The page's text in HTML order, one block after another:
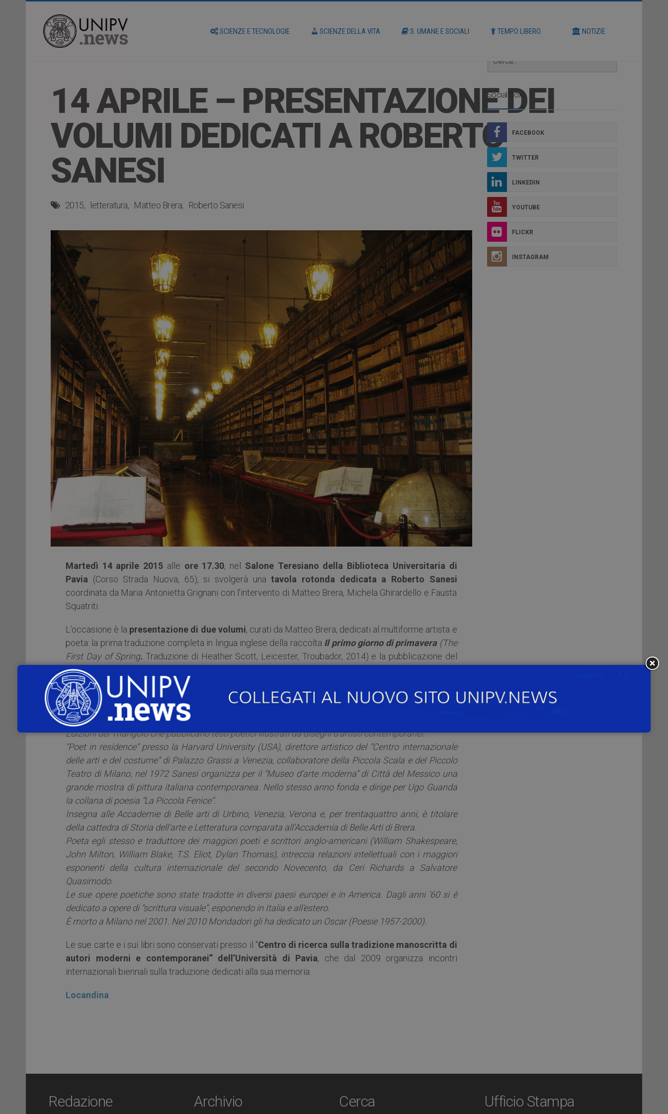
SCIENZE E TECNOLOGIE SCIENZE DELLA VITA S. UMANE E SOCIALI TEMPO LIBERO NOTIZIE
14 APRILE – PRESENTAZIONE DEI
VOLUMI DEDICATI A ROBERTO
SANESI
2015 letteratura Matteo Brera Roberto Sanesi
Martedì 14 aprile 2015 alle ore 17.30, nel Salone Teresiano della Biblioteca Universitaria di
Pavia (Corso Strada Nuova, 65), si svolgerà unatavola rotonda dedicata a Roberto Sanesi
coordinata da Maria Antonietta Grignani con l’intervento di Matteo Brera, Michela Ghirardello e Fausta
Squatriti.
L’occasione è la presentazione di due volumi, curati da Matteo Brera, dedicati al multiforme artista e
poeta: la prima traduzione completa in lingua inglese della raccolta Il primo giorno di primavera(The
First Day of Spring. Traduzione di Heather Scott, Leicester, Troubador, 2014) e la pubblicazione del
numero monografico della “Rivista di Studi Italiani”
Sanesi(Dicembre 2014).
Critico d’arte e letterario su riviste internazionali e quotidiani, autore di numerosi saggi e vincitore di
prestigiosi premi, Roberto Sanesi conduce la sua attività tra arte e letteratura fondando, nel 1957, le
Edizioni del Triangolo che pubblicano testi poetici illustrati da disegni d’artisti contemporanei.
“Poet in residence” presso la Harvard University (USA), direttore artistico del “Centro internazionale
delle arti e del costume” di Palazzo Grassi a Venezia, collaboratore della Piccola Scala e del Piccolo
Teatro di Milano, nel 1972 Sanesi organizza per il “Museo d’arte moderna” di Città del Messico una
grande mostra di pittura italiana contemporanea. Nello stesso anno fonda e dirige per Ugo Guanda
la collana di poesia “La Piccola Fenice”.
Insegna alle Accademie di Belle arti di Urbino, Venezia, Verona e, per trentaquattro anni, è titolare
della cattedra di Storia dell’arte e Letteratura comparata all’Accademia di Belle Arti di Brera.
Poeta egli stesso e traduttore dei maggiori poeti e scrittori anglo-americani (William Shakespeare,
John Milton, William Blake, T.S. Eliot, Dylan Thomas), intreccia relazioni intellettuali con i maggiori
esponenti della cultura internazionale del secondo Novecento, da Ceri Richards a Salvatore
Quasimodo.
Le sue opere poetiche sono state tradotte in diversi paesi europei e in America. Dagli anni ’60 si è
dedicato a opere di “scrittura visuale”, esponendo in Italia e all’estero.
È morto a Milano nel 2001. Nel 2010 Mondadori gli ha dedicato un Oscar (Poesie 1957-2000).
Le sue carte e i sui libri sono conservati presso il “Centro di ricerca sulla tradizione manoscritta di
autori moderni e contemporanei” dell’Università di Pavia, che dal 2009 organizza incontri
internazionali biennali sulla traduzione dedicati alla sua memoria.
Locandina
Social Box
FACEBOOK
TWITTER
LINKEDIN
YOUTUBE
FLICKR
INSTAGRAM
Redazione Archivio Cerca Ufficio Stampa